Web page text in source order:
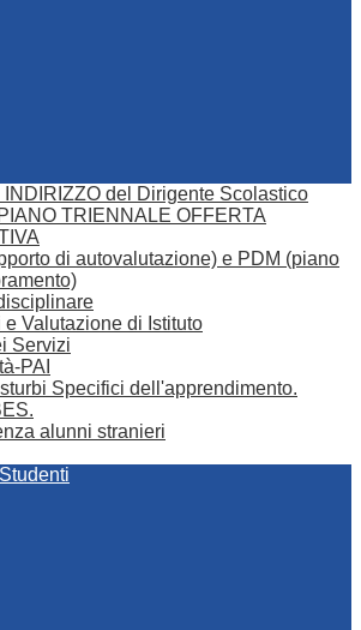
INDIRIZZO del Dirigente Scolastico
TRIENNALE OFFERTA
di autovalutazione) e PDM (piano
Valutazione di Istituto
Servizi
PAI
Specifici dell'apprendimento.
alunni stranieri